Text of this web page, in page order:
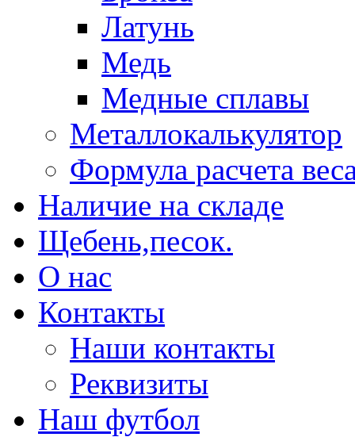
Латунь
Медь
Медные сплавы
Металлокалькулятор
Формула расчета
Наличие на складе
Щебень,песок.
О нас
Контакты
Наши контакты
Реквизиты
Наш футбол